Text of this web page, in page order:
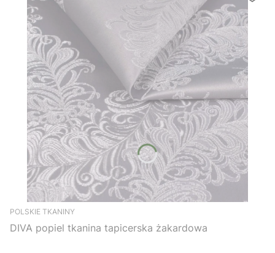
POLSKIE TKANINY
DIVA popiel tkanina tapicerska żakardowa